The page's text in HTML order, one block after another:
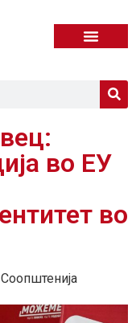
во ЕУ
во
Соопштенија